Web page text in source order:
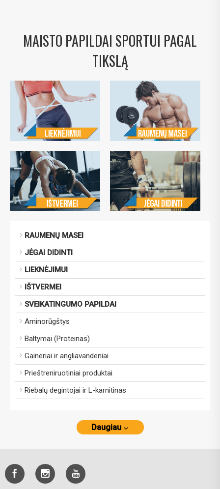
MAISTO PAPILDAI SPORTUI PAGAL
TIKSLĄ
RAUMENŲ MASEI
JĖGAI DIDINTI
LIEKNĖJIMUI
IŠTVERMEI
SVEIKATINGUMO PAPILDAI
Aminorūgštys
Baltymai (Proteinas)
Gaineriai ir angliavandeniai
Prieštreniruotiniai produktai
Riebalų degintojai ir L-karnitinas
Daugiau